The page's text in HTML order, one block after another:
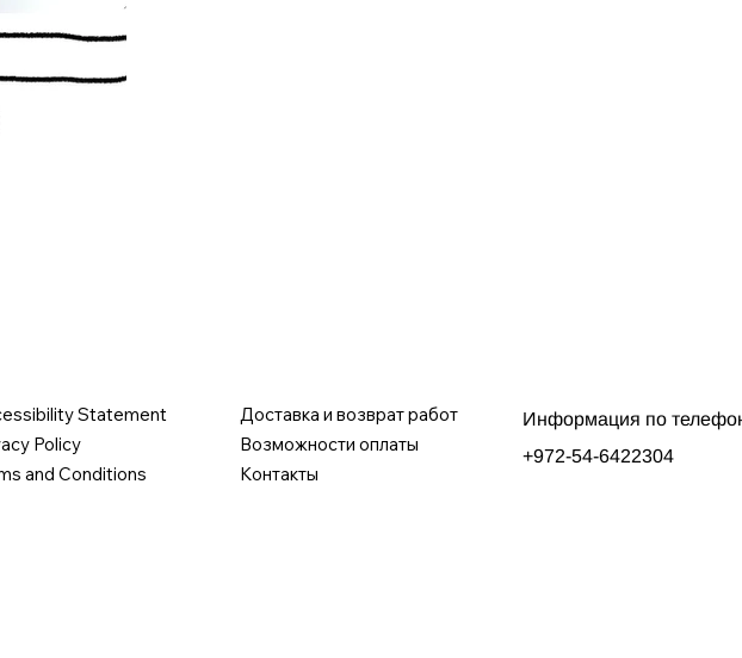
Statement
Policy
and Conditions
Доставка и возврат работ
Возможности оплаты
Контакты
Информация по
+972-54-6422304